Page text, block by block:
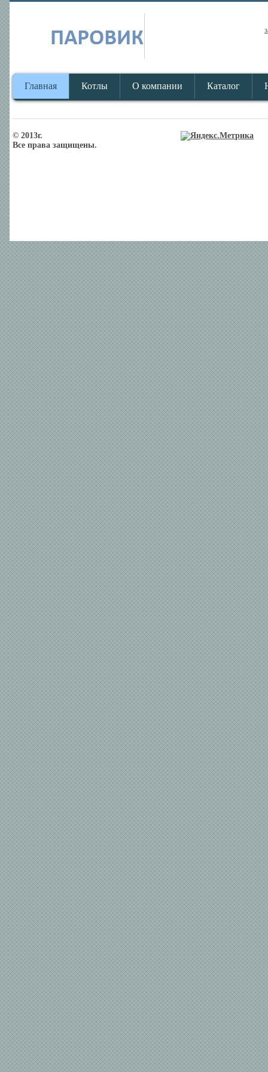
Главная Котлы О компании Каталог
© 2013г.
Все права защищены.